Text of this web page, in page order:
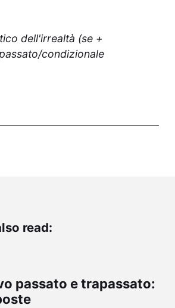
dell'irrealtà (se +
condizionale
read:
passato e trapassato: